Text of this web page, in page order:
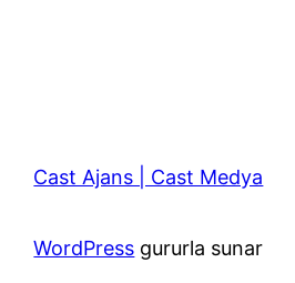
Cast Ajans | Cast Medya
WordPress gururla sunar